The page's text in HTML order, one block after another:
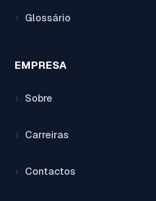
Glossário
EMPRESA
Sobre
Carreiras
Contactos